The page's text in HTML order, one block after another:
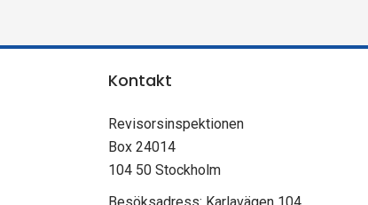
Kontakt
Revisorsinspektionen
Box 24014
104 50 Stockholm